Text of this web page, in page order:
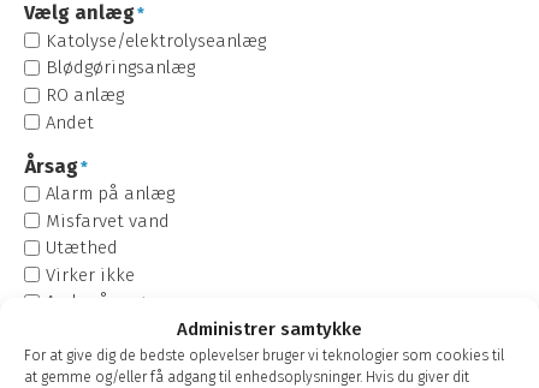
Administrer samtykke
For at give dig de bedste oplevelser bruger vi teknologier som cookies til
at gemme og/eller få adgang til enhedsoplysninger. Hvis du giver dit
Vælg anlæg*
Katolyse/elektrolyseanlæg
Blødgøringsanlæg
RO anlæg
Andet
Årsag*
Alarm på anlæg
Misfarvet vand
Utæthed
Virker ikke
Andre årsager
Evt. kommentarer